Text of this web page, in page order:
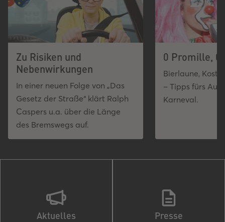
Zu Risiken und
Nebenwirkungen
In einer neuen Folge von „Das
Gesetz der Straße“ klärt Ralph
Caspers u.a. über die Länge
des Bremswegs auf.
0 Promille, 0
Bierlaune,
– Tipps fürs
Karneval.
Aktuelles Presse